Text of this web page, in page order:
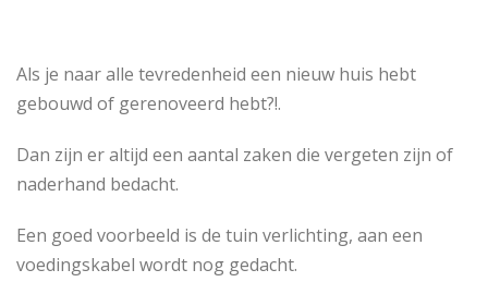
Als je naar alle tevredenheid een nieuw huis hebt
gebouwd of gerenoveerd hebt?!.
Dan zijn er altijd een aantal zaken die vergeten zijn of
naderhand bedacht.
Een goed voorbeeld is de tuin verlichting, aan een
voedingskabel wordt nog gedacht.